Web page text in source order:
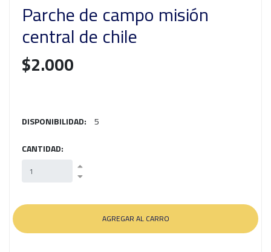
Parche de campo misión
central de chile
$2.000
DISPONIBILIDAD: 5
CANTIDAD: